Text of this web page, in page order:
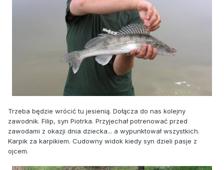
Trzeba będzie wrócić tu jesienią. Dołącza do nas kolejny
zawodnik. Filip, syn Piotrka. Przyjechał potrenować przed
zawodami z okazji dnia dziecka... a wypunktował wszystkich.
Karpik za karpikiem. Cudowny widok kiedy syn dzieli pasje z
ojcem.